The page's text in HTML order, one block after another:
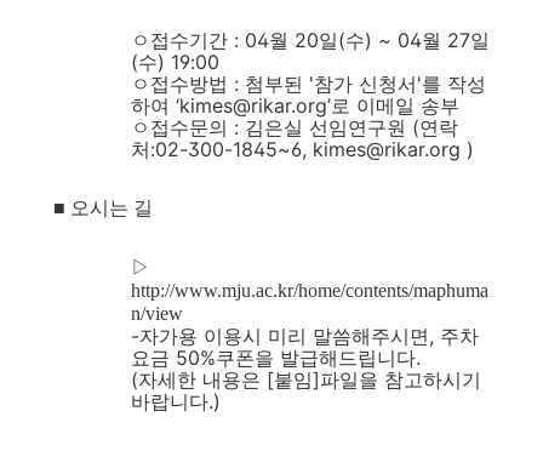
ㅇ접수기간 : 04월 20일(수) ~ 04월 27일
(수) 19:00
ㅇ접수방법 : 첨부된 '참가 신청서'를 작성
하여 ‘kimes@rikar.org’로 이메일 송부
ㅇ접수문의 : 김은실 선임연구원 (연락
처:02-300-1845~6, kimes@rikar.org )
■ 오시는 길
▷
http://www.mju.ac.kr/home/contents/maphuma
n/view
-자가용 이용시 미리 말씀해주시면, 주차
요금 50%쿠폰을 발급해드립니다.
(자세한 내용은 [붙임]파일을 참고하시기
바랍니다.)